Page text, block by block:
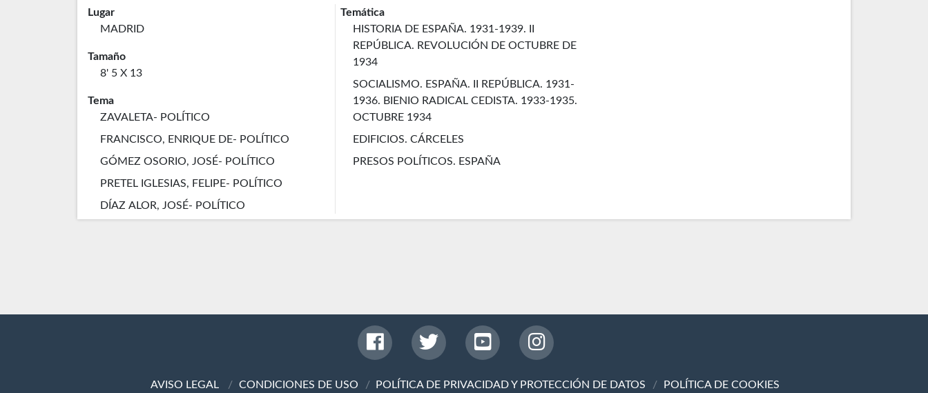
Lugar
MADRID
Tamaño
8' 5 X 13
Tema
ZAVALETA- POLÍTICO
FRANCISCO, ENRIQUE DE- POLÍTICO
GÓMEZ OSORIO, JOSÉ- POLÍTICO
PRETEL IGLESIAS, FELIPE- POLÍTICO
DÍAZ ALOR, JOSÉ- POLÍTICO
Temática
HISTORIA DE ESPAÑA. 1931-1939. II
REPÚBLICA. REVOLUCIÓN DE OCTUBRE DE
1934
SOCIALISMO. ESPAÑA. II REPÚBLICA. 1931-
1936. BIENIO RADICAL CEDISTA. 1933-1935.
OCTUBRE 1934
EDIFICIOS. CÁRCELES
PRESOS POLÍTICOS. ESPAÑA
AVISO LEGAL CONDICIONES DE USO POLÍTICA DE PRIVACIDAD Y PROTECCIÓN DE DATOS POLÍTICA DE COOKIES